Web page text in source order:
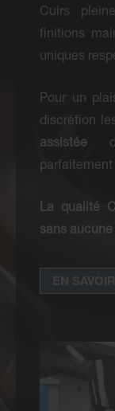
Cuirs
finitions
uniques
Pour un
discrétion
assistée
parfaitement
La qualité
sans